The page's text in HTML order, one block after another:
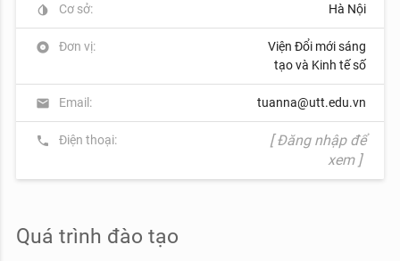
invert_colors Cơ sở: Hà Nội
album Đơn vị:
Viện Đổi mới sáng
tạo và Kinh tế số
mail Email: tuanna@utt.edu.vn
phone Điện thoại:
[ Đăng nhập để
xem ]
Quá trình đào tạo